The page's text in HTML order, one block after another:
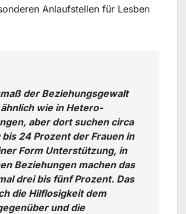
Anlaufstellen für Lesben
der Beziehungsgewalt
wie in Hetero-
aber dort suchen circa
24 Prozent der Frauen in
Form Unterstützung, in
Beziehungen machen das
drei bis fünf Prozent. Das
die Hilflosigkeit dem
und die